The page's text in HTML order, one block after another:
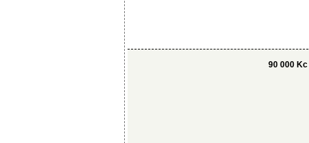
90 000 Kc